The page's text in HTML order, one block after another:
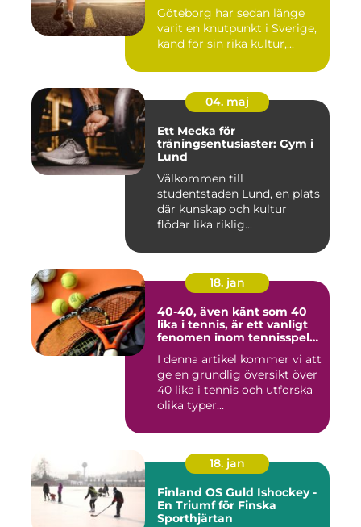
Göteborg har sedan länge
varit en knutpunkt i Sverige,
känd för sin rika kultur,...
04. maj
Ett Mecka för
träningsentusiaster: Gym i
Lund
Välkommen till
studentstaden Lund, en plats
där kunskap och kultur
flödar lika riklig...
18. jan
40-40, även känt som 40
lika i tennis, är ett vanligt
fenomen inom tennisspelet
spännande och
frustrerande för spelare
och fans
I denna artikel kommer vi att
ge en grundlig översikt över
40 lika i tennis och utforska
olika typer...
18. jan
Finland OS Guld Ishockey -
En Triumf för Finska
Sporthjärtan